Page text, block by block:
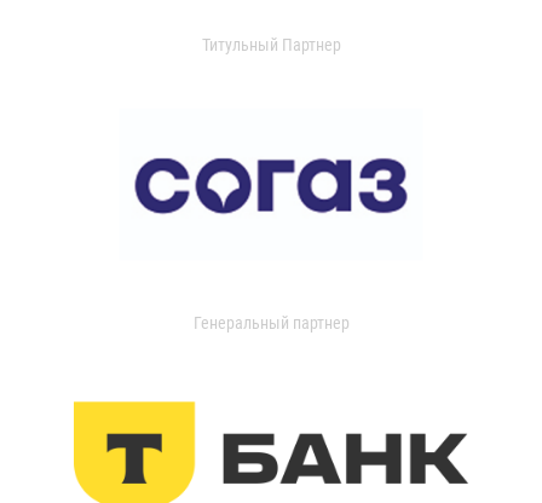
Титульный Партнер
Генеральный партнер